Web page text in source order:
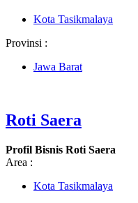
Kota Tasikmalaya
Provinsi :
Jawa Barat
Roti Saera
Profil Bisnis Roti Saera
Area :
Kota Tasikmalaya